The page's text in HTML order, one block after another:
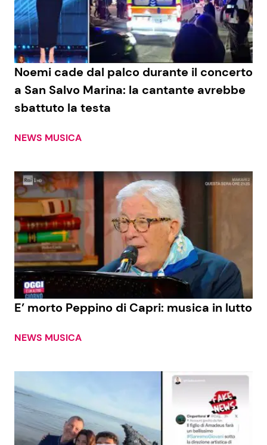
Info
Chi siamo
Disclaimer e Privacy
Redazione
Contattaci
Pubblicità
Noemi cade dal palco durante il concerto
a San Salvo Marina: la cantante avrebbe
sbattuto la testa
NEWS MUSICA
E’ morto Peppino di Capri: musica in lutto
NEWS MUSICA